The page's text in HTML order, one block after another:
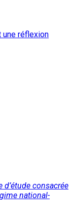
une réflexion
consacrée
national-